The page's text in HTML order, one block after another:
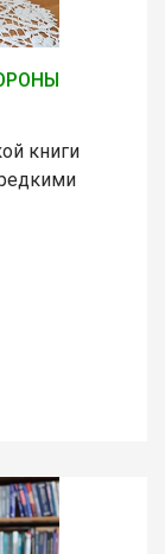
книги